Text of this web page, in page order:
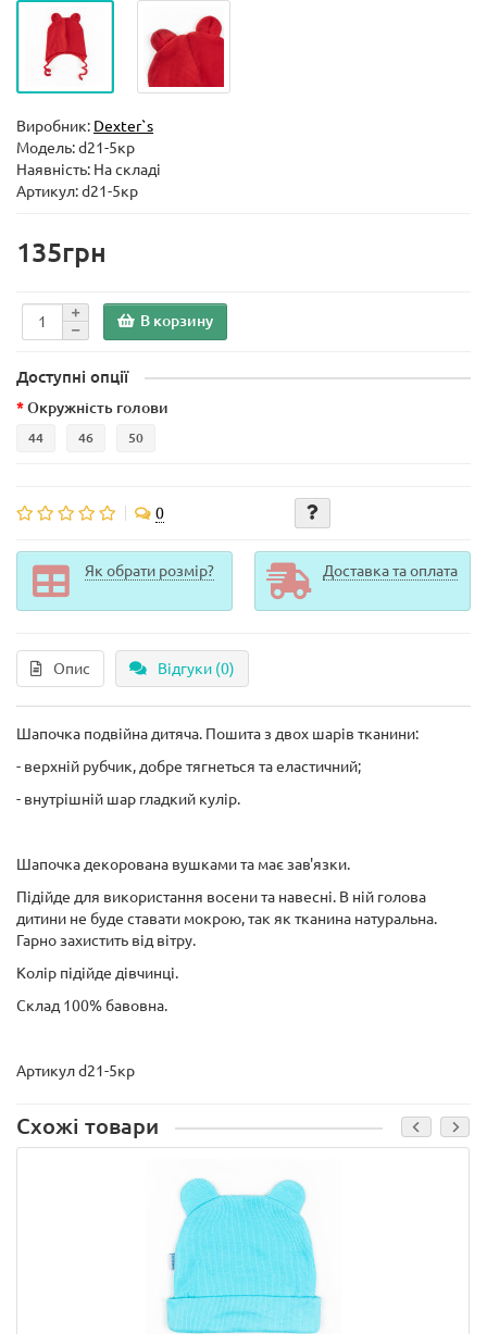
Виробник: Dexter`s
Модель:d21-5кр
Наявність: На складі
Артикул: d21-5кр
135грн
В корзину
Доступні опції
Окружність голови
44 46 50
0
Як обрати розмір? Доставка та оплата
Опис Відгуки (0)
Шапочка подвійна дитяча. Пошита з двох шарів тканини:
- верхній рубчик, добре тягнеться та еластичний;
- внутрішній шар гладкий кулір.
Шапочка декорована вушками та має зав'язки.
Підійде для використання восени та навесні. В ній голова
дитини не буде ставати мокрою, так як тканина натуральна.
Гарно захистить від вітру.
Колір підійде дівчинці.
Склад 100% бавовна.
Артикул d21-5кр
Схожі товари